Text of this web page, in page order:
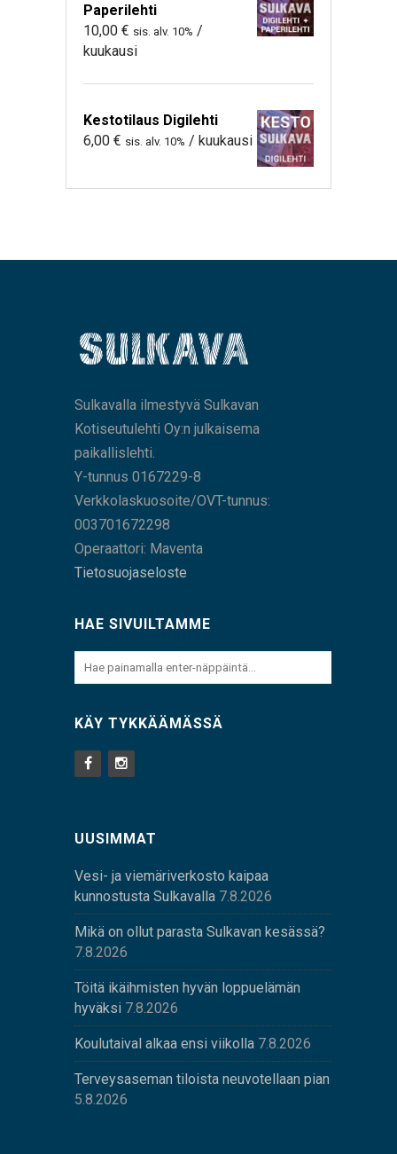
Paperilehti
10,00 € sis. alv. 10% /
kuukausi
Kestotilaus Digilehti
6,00 € sis. alv. 10% / kuukausi
Sulkavalla ilmestyvä Sulkavan
Kotiseutulehti Oy:n julkaisema
paikallislehti.
Y-tunnus 0167229-8
Verkkolaskuosoite/OVT-tunnus:
003701672298
Operaattori: Maventa
Tietosuojaseloste
HAE SIVUILTAMME
KÄY TYKKÄÄMÄSSÄ
UUSIMMAT
Vesi- ja viemäriverkosto kaipaa
kunnostusta Sulkavalla 7.8.2026
Mikä on ollut parasta Sulkavan kesässä?
7.8.2026
Töitä ikäihmisten hyvän loppuelämän
hyväksi 7.8.2026
Koulutaival alkaa ensi viikolla 7.8.2026
Terveysaseman tiloista neuvotellaan pian
5.8.2026